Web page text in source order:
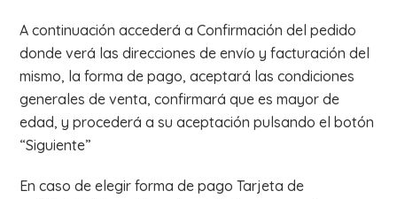
A continuación accederá a Confirmación del pedido
donde verá las direcciones de envío y facturación del
mismo, la forma de pago, aceptará las condiciones
generales de venta, confirmará que es mayor de
edad, y procederá a su aceptación pulsando el botón
“Siguiente”
En caso de elegir forma de pago Tarjeta de